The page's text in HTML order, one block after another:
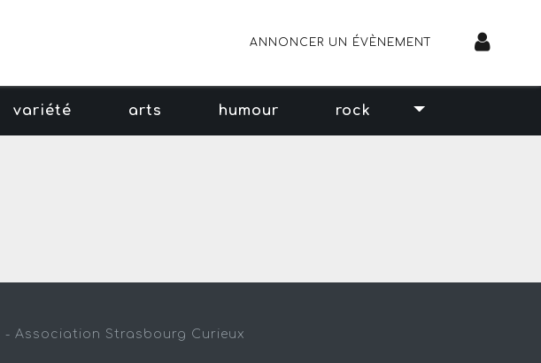
ANNONCER UN ÉVÈNEMENT
variété arts humour rock
- Association Strasbourg Curieux